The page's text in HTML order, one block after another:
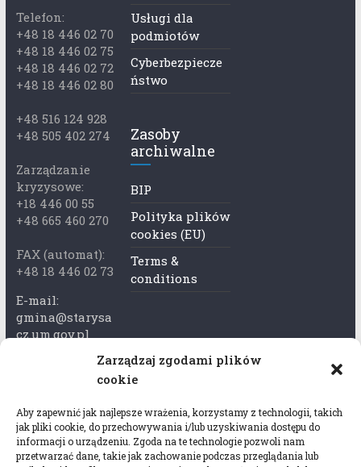
Zarządzaj zgodami plików
cookie
Aby zapewnić jak najlepsze wrażenia, korzystamy z technologii, takich
jak pliki cookie, do przechowywania i/lub uzyskiwania dostępu do
informacji o urządzeniu. Zgoda na te technologie pozwoli nam
przetwarzać dane, takie jak zachowanie podczas przeglądania lub
Telefon:
+48 18 446 02 70
+48 18 446 02 75
+48 18 446 02 72
+48 18 446 02 80
+48 516 124 928
+48 505 402 274
Zarządzanie
kryzysowe:
+18 446 00 55
+48 665 460 270
FAX (automat):
+48 18 446 02 73
E-mail:
gmina@starysa
cz.um.gov.pl
Adres skrzynki
rytka
Adres do e-
Usługi dla
podmiotów
Cyberbezpiecze
ństwo
Zasoby
archiwalne
BIP
Polityka plików
cookies (EU)
Terms &
conditions